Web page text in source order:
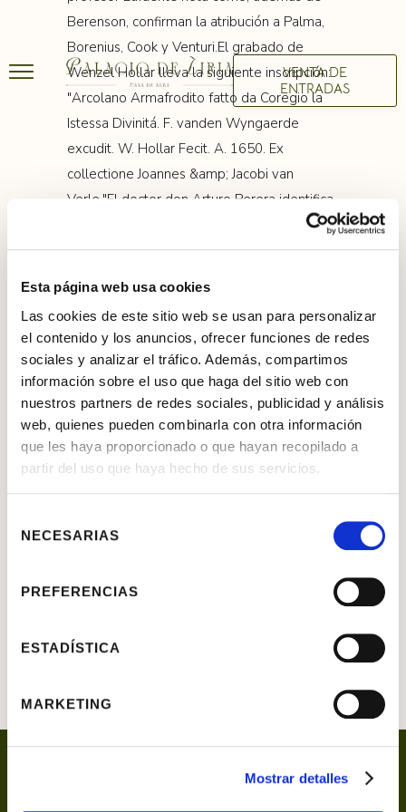
Esta página web usa cookies
Las cookies de este sitio web se usan para personalizar
el contenido y los anuncios, ofrecer funciones de redes
sociales y analizar el tráfico. Además, compartimos
información sobre el uso que haga del sitio web con
nuestros partners de redes sociales, publicidad y análisis
web, quienes pueden combinarla con otra información
que les haya proporcionado o que hayan recopilado a
partir del uso que haya hecho de sus servicios.
NECESARIAS
PREFERENCIAS
ESTADÍSTICA
MARKETING
Mostrar detalles
VENTA DE
ENTRADAS
Berenson, confirman la atribución a Palma,
Borenius, Cook y Venturi.El grabado de
Wenzel Hollar lleva la siguiente inscripción:
"Arcolano Armafrodito fatto da Coregio la
Istessa Divinitá. F. vanden Wyngaerde
excudit. W. Hollar Fecit. A. 1650. Ex
collectione Joannes &amp; Jacobi van
Verle."El doctor don Arturo Perera identifica
el personaje con Francisco Guarini u otro
individuo de la misma familia.</p>
Personaje desconocido
Jacopo Nigreti Palma "Il Vecchio"
SIGNATURA